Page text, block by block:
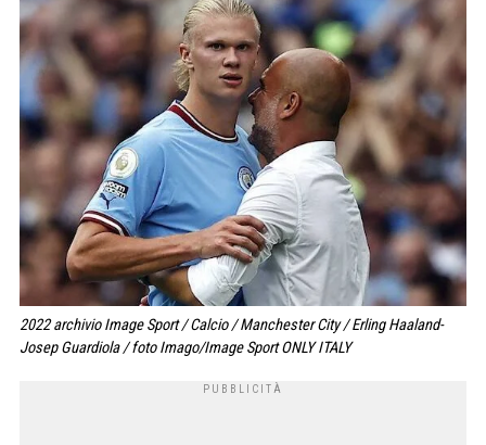
2022 archivio Image Sport / Calcio / Manchester City / Erling Haaland-
Josep Guardiola / foto Imago/Image Sport ONLY ITALY